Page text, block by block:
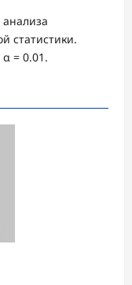
статистики.
= 0.01.